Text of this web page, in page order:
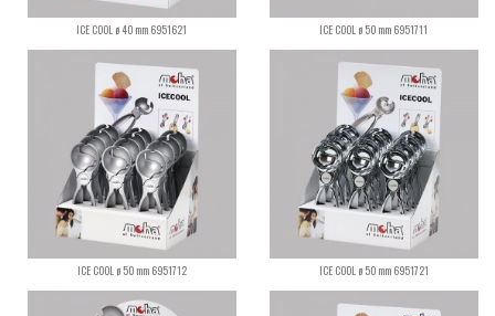
ICE COOL ø 40 mm 6951621 ICE COOL ø 50 mm 6951711
ICE COOL ø 50 mm 6951712 ICE COOL ø 50 mm 6951721